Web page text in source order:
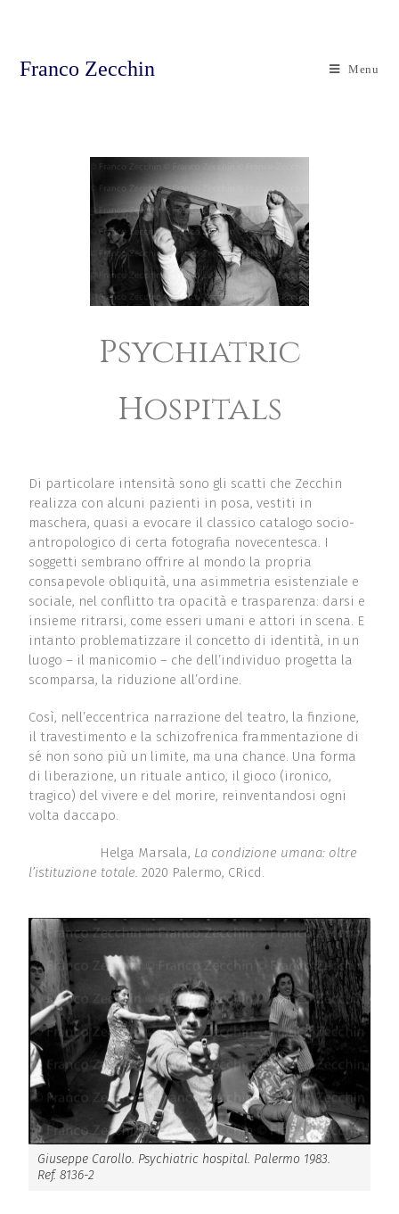
Franco Zecchin Menu
Psychiatric
Hospitals
Di particolare intensità sono gli scatti che Zecchin
realizza con alcuni pazienti in posa, vestiti in
maschera, quasi a evocare il classico catalogo socio-
antropologico di certa fotografia novecentesca. I
soggetti sembrano offrire al mondo la propria
consapevole obliquità, una asimmetria esistenziale e
sociale, nel conflitto tra opacità e trasparenza: darsi e
insieme ritrarsi, come esseri umani e attori in scena. E
intanto problematizzare il concetto di identità, in un
luogo – il manicomio – che dell’individuo progetta la
scomparsa, la riduzione all’ordine.
Così, nell’eccentrica narrazione del teatro, la finzione,
il travestimento e la schizofrenica frammentazione di
sé non sono più un limite, ma una chance. Una forma
di liberazione, un rituale antico, il gioco (ironico,
tragico) del vivere e del morire, reinventandosi ogni
volta daccapo.
Helga Marsala, La condizione umana: oltre
l’istituzione totale. 2020 Palermo, CRicd.
Giuseppe Carollo. Psychiatric hospital. Palermo 1983.
Ref. 8136-2